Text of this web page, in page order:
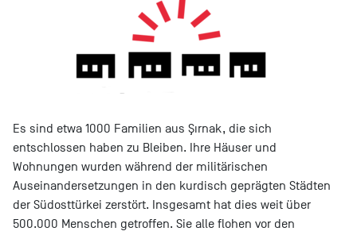
Es sind etwa 1000 Familien aus Şırnak, die sich
entschlossen haben zu Bleiben. Ihre Häuser und
Wohnungen wurden während der militärischen
Auseinandersetzungen in den kurdisch geprägten Städten
der Südosttürkei zerstört. Insgesamt hat dies weit über
500.000 Menschen getroffen. Sie alle flohen vor den